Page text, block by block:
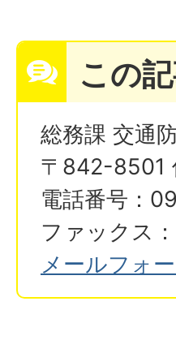
この
総務課 交通
〒842-8501
電話番号：
ファックス
メールフォ